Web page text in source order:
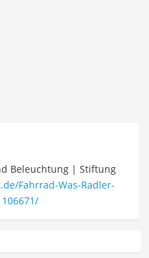
Beleuchtung | Stiftung
Fahrrad-Was-Radler-